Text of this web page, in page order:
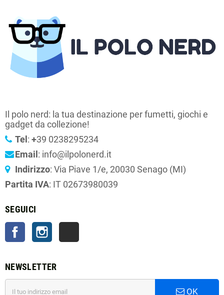
Il polo nerd: la tua destinazione per fumetti, giochi e
gadget da collezione!
Tel : +39 0238295234
Email : info@ilpolonerd.it
Indirizzo: Via Piave 1/e, 20030 Senago (MI)
Partita IVA: IT 02673980039
SEGUICI
FacebookInstagram
NEWSLETTER
OK